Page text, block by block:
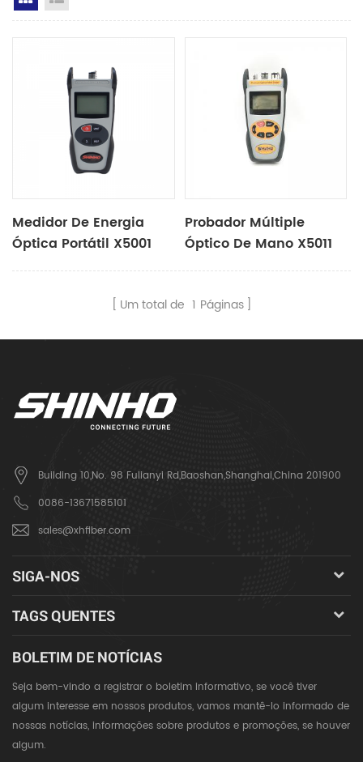
Medidor De Energia
Óptica Portátil X5001
Probador Múltiple
Óptico De Mano X5011
Um total de 1 Páginas
Building 10,No. 98 Fulianyi Rd,Baoshan,Shanghai,China 201900
0086-13671585101
sales@xhfiber.com
SIGA-NOS
TAGS QUENTES
BOLETIM DE NOTÍCIAS
Seja bem-vindo a registrar o boletim informativo, se você tiver
algum interesse em nossos produtos, vamos mantê-lo informado de
nossas notícias, informações sobre produtos e promoções, se houver
algum.